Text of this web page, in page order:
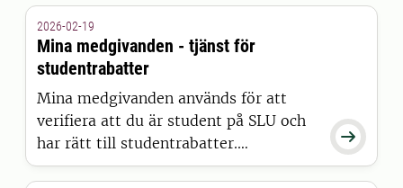
föredraget och du kan dela med dig av
resultaten i realtid.

2026-02-19
Mina medgivanden - tjänst för
studentrabatter
Mina medgivanden används för att
verifiera att du är student på SLU och
har rätt till studentrabatter.
Funktionen används i nuläget endast i